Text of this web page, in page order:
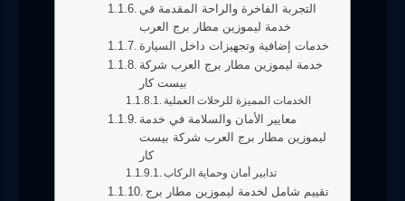
التجربة الفاخرة والراحة المقدمة في
خدمة ليموزين مطار برج العرب
خدمات إضافية وتجهيزات داخل السيارة
خدمة ليموزين مطار برج العرب شركة
بيست كار
الخدمات المميزة للرحلات العملية
معايير الأمان والسلامة في خدمة
ليموزين مطار برج العرب شركة بيست
كار
تدابير أمان وحماية الركاب
تقييم شامل لخدمة ليموزين مطار برج